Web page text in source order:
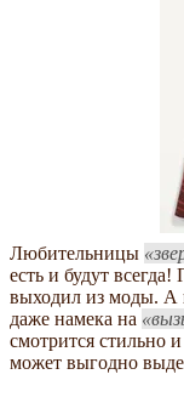
Любительницы
есть и будут
выходил из моды. А
даже намека на
смотрится стильно
может выгодно